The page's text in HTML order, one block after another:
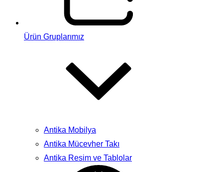
Ürün Gruplarımız
Antika Mobilya
Antika Mücevher Takı
Antika Resim ve Tablolar